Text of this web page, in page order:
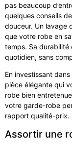
pas beaucoup
quelques conseils
douceur. Un lavage
que votre robe en
temps. Sa
quotidien, sans
En investissant
pièce élégante qui
robe bien
votre garde-robe
rapport qualité-prix.
Assortir une